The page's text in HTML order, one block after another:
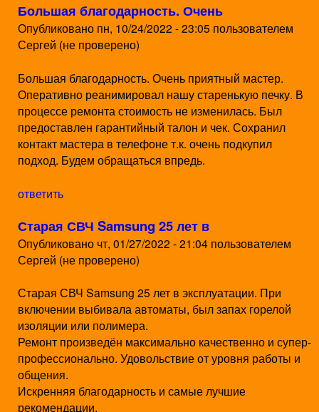
Большая благодарность. Очень
Опубликовано пн, 10/24/2022 - 23:05 пользователем
Сергей (не проверено)
Большая благодарность. Очень приятный мастер.
Оперативно реанимировал нашу старенькую печку. В
процессе ремонта стоимость не изменилась. Был
предоставлен гарантийный талон и чек. Сохранил
контакт мастера в телефоне т.к. очень подкупил
подход. Будем обращаться впредь.
ответить
Старая СВЧ Samsung 25 лет в
Опубликовано чт, 01/27/2022 - 21:04 пользователем
Сергей (не проверено)
Старая СВЧ Samsung 25 лет в эксплуатации. При
включении выбивала автоматы, был запах горелой
изоляции или полимера.
Ремонт произведён максимально качественно и супер-
профессионально. Удовольствие от уровня работы и
общения.
Искренняя благодарность и самые лучшие
рекомендации.